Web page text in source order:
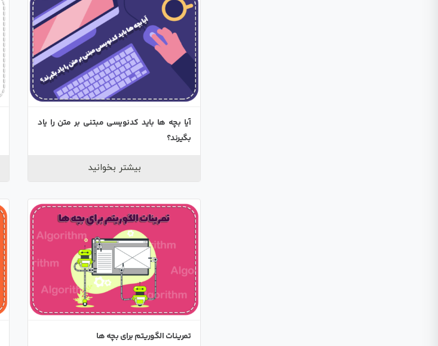
آیا بچه ها باید کدنویسی مبتنی بر متن را یاد
بگیرند؟
بیشتر بخوانید
تمرینات الگوریتم برای بچه ها